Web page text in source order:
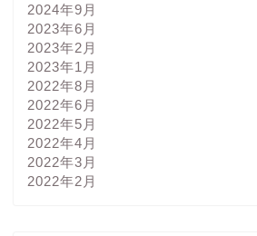
2024年9月
2023年6月
2023年2月
2023年1月
2022年8月
2022年6月
2022年5月
2022年4月
2022年3月
2022年2月